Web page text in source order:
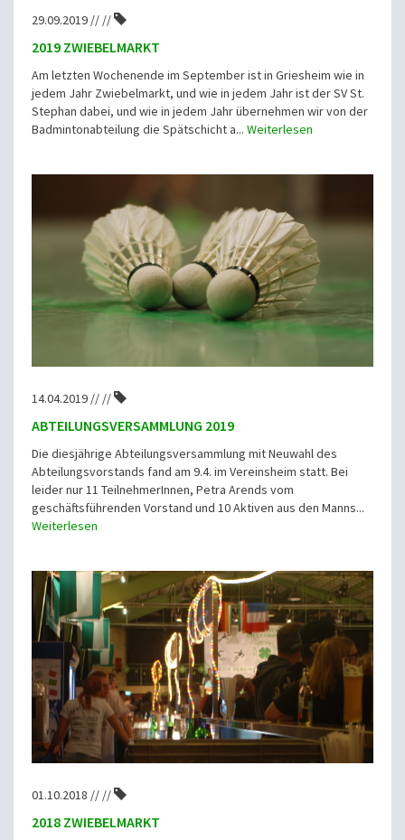
29.09.2019 // //
2019 ZWIEBELMARKT
Am letzten Wochenende im September ist in Griesheim wie in
jedem Jahr Zwiebelmarkt, und wie in jedem Jahr ist der SV St.
Stephan dabei, und wie in jedem Jahr übernehmen wir von der
Badmintonabteilung die Spätschicht a... Weiterlesen
14.04.2019 // //
ABTEILUNGSVERSAMMLUNG 2019
Die diesjährige Abteilungsversammlung mit Neuwahl des
Abteilungsvorstands fand am 9.4. im Vereinsheim statt. Bei
leider nur 11 TeilnehmerInnen, Petra Arends vom
geschäftsführenden Vorstand und 10 Aktiven aus den Manns...
Weiterlesen
01.10.2018 // //
2018 ZWIEBELMARKT